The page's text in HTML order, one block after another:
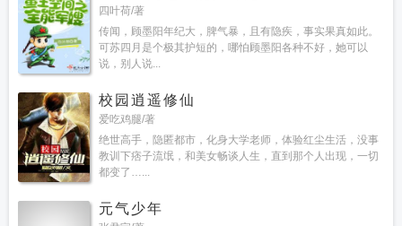
四叶荷/著
传闻，顾墨阳年纪大，脾气暴，且有隐疾，事实果真如此。
可苏四月是个极其护短的，哪怕顾墨阳各种不好，她可以
说，别人说...
校园逍遥修仙
爱吃鸡腿/著
绝世高手，隐匿都市，化身大学老师，体验红尘生活，没事
教训下痞子流氓，和美女畅谈人生，直到那个人出现，一切
都变了…...
元气少年